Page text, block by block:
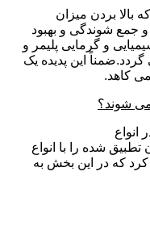
بالا بردن میزان
جمع شوندگی و بهبود
و گرمایی پلیمر و
این پدیده یک
کاهد.
می شوند؟
انواع
شده را با انواع
کرد که در این بخش به